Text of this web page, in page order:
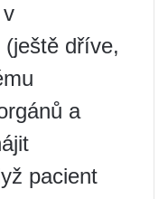
dříve,
a
pacient